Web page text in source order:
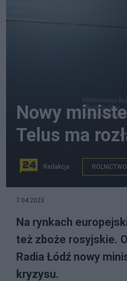
Nowy
Telus ma
Redakcja ROLNICTWO
7.04.2023
Na rynkach
też zboże rosyjskie.
Radia Łódź nowy
kryzysu.